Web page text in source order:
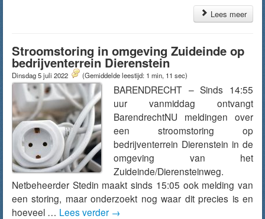
Lees meer
Stroomstoring in omgeving Zuideinde op
bedrijventerrein Dierenstein
Dinsdag 5 juli 2022 (Gemiddelde leestijd: 1 min, 11 sec)
BARENDRECHT – Sinds 14:55
uur vanmiddag ontvangt
BarendrechtNU meldingen over
een stroomstoring op
bedrijventerrein Dierenstein in de
omgeving van het
Zuideinde/Dierensteinweg.
Netbeheerder Stedin maakt sinds 15:05 ook melding van
een storing, maar onderzoekt nog waar dit precies is en
hoeveel … Lees verder →